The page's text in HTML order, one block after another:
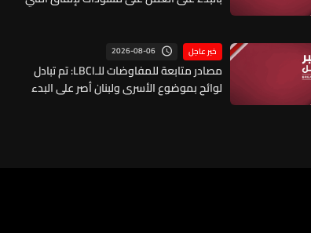
المتحدة أو الولايات المتحدة
خبر عاجل 2026-08-06
مصادر متابعة للمفاوضات للـLBCI: تم تبادل
لوائح بموضوع الأسرى ولبنان أصر على البدء